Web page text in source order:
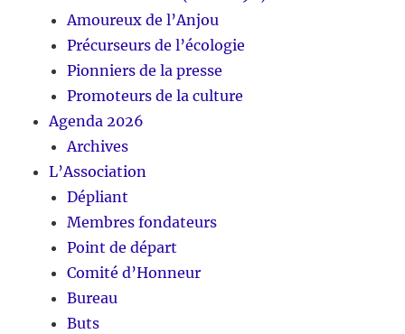
Amoureux de l’Anjou
Précurseurs de l’écologie
Pionniers de la presse
Promoteurs de la culture
Agenda 2026
Archives
L’Association
Dépliant
Membres fondateurs
Point de départ
Comité d’Honneur
Bureau
Buts